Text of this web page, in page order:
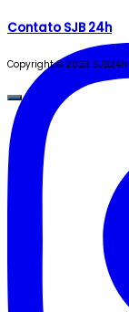
Contato SJB 24h
Copyright © 2023 SJB24h